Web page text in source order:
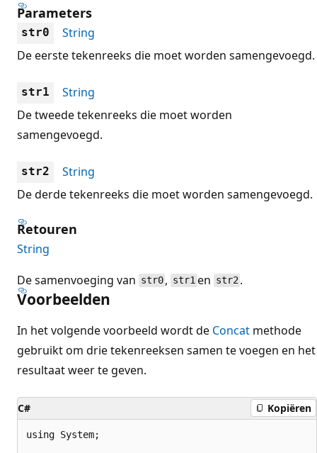
Parameters
str0
String
De eerste tekenreeks die moet worden samengevoegd.
str1
String
De tweede tekenreeks die moet worden
samengevoegd.
str2
String
De derde tekenreeks die moet worden samengevoegd.
Retouren
String
De samenvoeging van str0 , str1en str2 .
Voorbeelden
In het volgende voorbeeld wordt de Concat methode
gebruikt om drie tekenreeksen samen te voegen en het
resultaat weer te geven.
C# Kopiëren
using System;